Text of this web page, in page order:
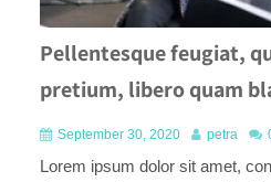
Pellentesque feugiat,
pretium, libero quam
September 30, 2020 petra
Lorem ipsum dolor sit amet,